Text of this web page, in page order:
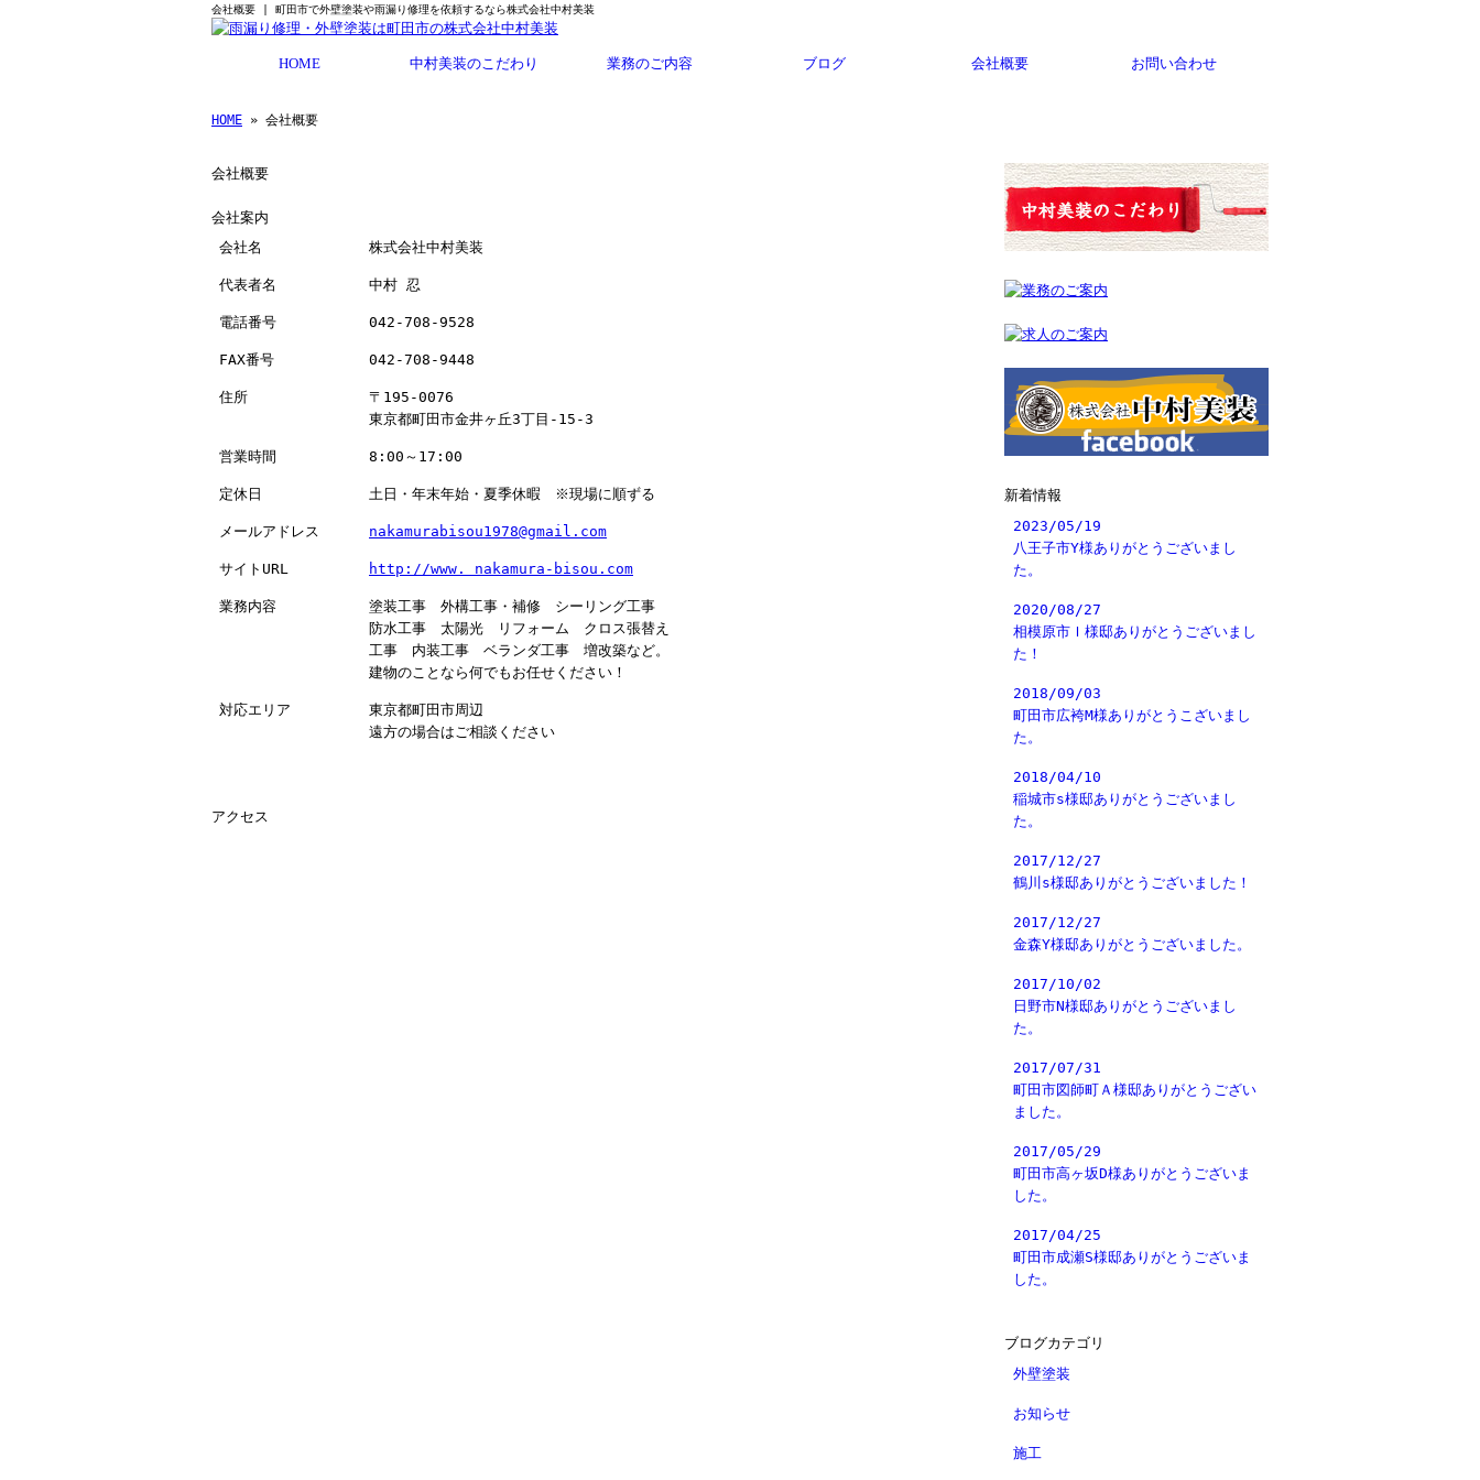
会社概要 | 町田市で外壁塗装や雨漏り修理を依頼するなら株式会社中村美装
HOME 中村美装のこだわり 業務のご内容 ブログ 会社概要 お問い合わせ
HOME » 会社概要
会社概要
会社案内
会社名 株式会社中村美装
代表者名 中村 忍
電話番号 042-708-9528
FAX番号 042-708-9448
住所
〒195-0076
東京都町田市金井ヶ丘3丁目-15-3
営業時間 8:00～17:00
定休日 土日・年末年始・夏季休暇 ※現場に順ずる
メールアドレス nakamurabisou1978@gmail.com
サイトURL http://www. nakamura-bisou.com
業務内容
塗装工事 外構工事・補修 シーリング工事
防水工事 太陽光 リフォーム クロス張替え
工事 内装工事 ベランダ工事 増改築など。
建物のことなら何でもお任せください！
対応エリア
東京都町田市周辺
遠方の場合はご相談ください
アクセス
新着情報
2023/05/19
八王子市Y様ありがとうございまし
た。
2020/08/27
相模原市Ｉ様邸ありがとうございまし
た！
2018/09/03
町田市広袴M様ありがとうこざいまし
た。
2018/04/10
稲城市s様邸ありがとうございまし
た。
2017/12/27
鶴川s様邸ありがとうございました！
2017/12/27
金森Y様邸ありがとうございました。
2017/10/02
日野市N様邸ありがとうございまし
た。
2017/07/31
町田市図師町Ａ様邸ありがとうござい
ました。
2017/05/29
町田市高ヶ坂D様ありがとうございま
した。
2017/04/25
町田市成瀬S様邸ありがとうございま
した。
ブログカテゴリ
外壁塗装
お知らせ
施工